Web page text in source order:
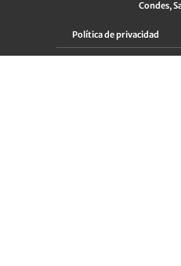
Condes,
Política de privacidad